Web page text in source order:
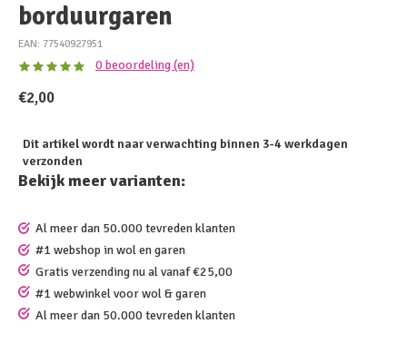
borduurgaren
EAN: 77540927951
0 beoordeling (en)
€2,00
Dit artikel wordt naar verwachting binnen 3-4 werkdagen
verzonden
Bekijk meer varianten:
Al meer dan 50.000 tevreden klanten
#1 webshop in wol en garen
Gratis verzending nu al vanaf €25,00
#1 webwinkel voor wol & garen
Al meer dan 50.000 tevreden klanten